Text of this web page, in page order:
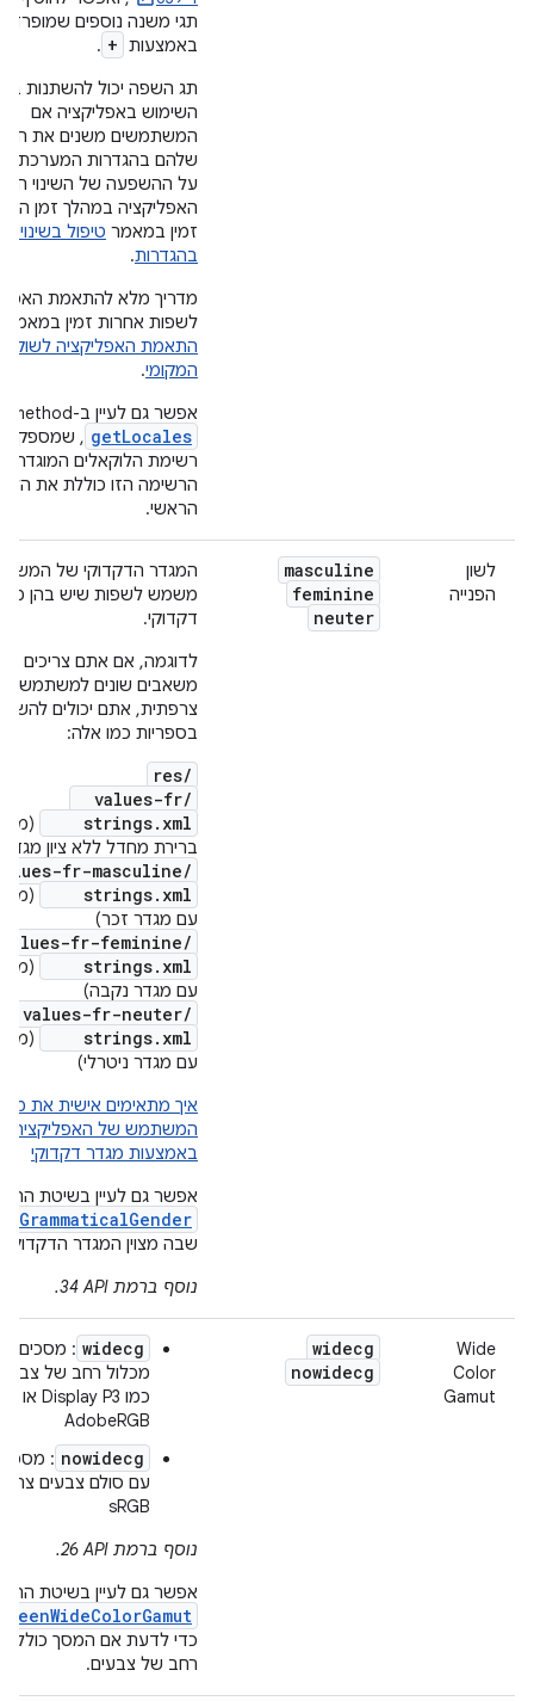
תגי משנה נוספים
באמצעות +
.
תג השפה יכול להשתנות
השימוש באפליקציה אם
המשתמשים משנים את
שלהם בהגדרות המערכת.
על ההשפעה של השינוי
האפליקציה במהלך זמן
זמין במאמר טיפול בשינויים
בהגדרות.
מדריך מלא להתאמת
לשפות אחרות זמין במאמר
התאמת האפליקציה לשוק
המקומי.
אפשר גם לעיין ב-method‏
getLocales , שמספק
רשימת הלוקאלים המוגדרת.
הרשימה הזו כוללת את
הראשי.
לשון
הפנייה
masculine
feminine
neuter
המגדר הדקדוקי של
משמש לשפות שיש בהן
דקדוקי.
לדוגמה, אם אתם צריכים
משאבים שונים למשתמשים
צרפתית, אתם יכולים
בספריות כמו אלה:
res/
values-fr/
strings.xml
ברירת מחדל ללא ציון
fr-masculine/
strings.xml
עם מגדר זכר)
fr-feminine/
strings.xml
עם מגדר נקבה)
values-fr-neuter/
strings.xml
עם מגדר ניטרלי)
איך מתאימים אישית את
המשתמש של האפליקציה
באמצעות מגדר דקדוקי
אפשר גם לעיין בשיטת
שבה מצוין המגדר הדקדוקי.
נוסף ברמת API‏ 34.
Wide
Color
Gamut
widecg
nowidecg
widecg : מסכים
מכלול רחב של
כמו Display P3 או
AdobeRGB
nowidecg
:
עם סולם צבעים צר
sRGB
נוסף ברמת API‏ 26.
אפשר גם לעיין בשיטת
כדי לדעת אם המסך כולל
רחב של צבעים.